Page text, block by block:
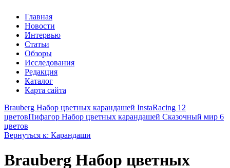
Главная
Новости
Интервью
Статьи
Обзоры
Исследования
Редакция
Каталог
Карта сайта
Brauberg Набор цветных карандашей InstaRacing 12
цветовПифагор Набор цветных карандашей Сказочный мир 6
цветов
Вернуться к: Карандаши
Brauberg Набор цветных